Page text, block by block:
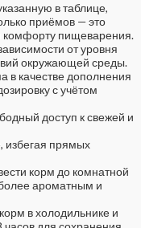
в таблице,
приёмов — это
комфорту пищеварения.
от уровня
окружающей среды.
в качестве дополнения
с учётом
доступ к свежей и
избегая прямых
корм до комнатной
ароматным и
в холодильнике и